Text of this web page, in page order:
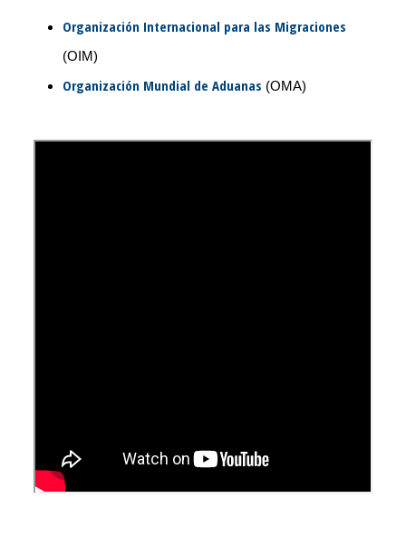
Organización Internacional para las Migraciones
(OIM)
Organización Mundial de Aduanas (OMA)